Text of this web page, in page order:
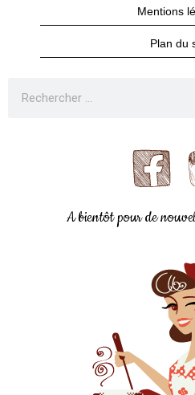
Mentions
Plan du
A bientôt pour de